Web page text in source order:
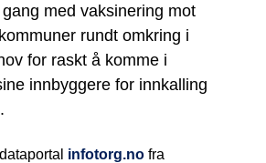
med vaksinering mot
rundt omkring i
for raskt å komme i
innbyggere for innkalling
infotorg.no fra